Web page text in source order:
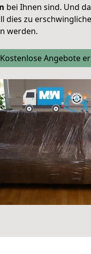
bei Ihnen sind. Und
dies zu
werden.
Kostenlose Angebote